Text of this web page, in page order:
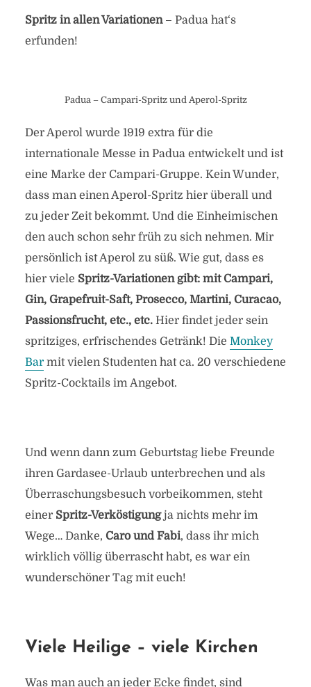
Spritz in allen Variationen– Padua hat‘s
erfunden!
Padua – Campari-Spritz und Aperol-Spritz
Der Aperol wurde 1919 extra für die
internationale Messe in Padua entwickelt und ist
eine Marke der Campari-Gruppe. Kein Wunder,
dass man einen Aperol-Spritz hier überall und
zu jeder Zeit bekommt. Und die Einheimischen
den auch schon sehr früh zu sich nehmen. Mir
persönlich ist Aperol zu süß. Wie gut, dass es
hier viele Spritz-Variationen gibt: mit Campari,
Gin, Grapefruit-Saft, Prosecco, Martini, Curacao,
Passionsfrucht, etc., etc.Hier findet jeder sein
spritziges, erfrischendes Getränk! Die Monkey
Barmit vielen Studenten hat ca. 20 verschiedene
Spritz-Cocktails im Angebot.
Und wenn dann zum Geburtstag liebe Freunde
ihren Gardasee-Urlaub unterbrechen und als
Überraschungsbesuch vorbeikommen, steht
einer Spritz-Verköstigungja nichts mehr im
Wege… Danke, Caro und Fabi, dass ihr mich
wirklich völlig überrascht habt, es war ein
wunderschöner Tag mit euch!
Viele Heilige – viele Kirchen
Was man auch an jeder Ecke findet, sind